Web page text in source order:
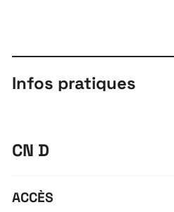
Infos pratiques
CN D
ACCÈS